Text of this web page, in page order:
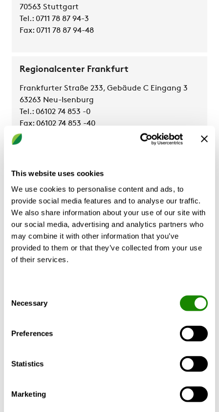
This website uses cookies
We use cookies to personalise content and ads, to
provide social media features and to analyse our traffic.
We also share information about your use of our site with
our social media, advertising and analytics partners who
may combine it with other information that you’ve
provided to them or that they’ve collected from your use
of their services.
Selection
Necessary
Preferences
Statistics
Marketing
70563 Stuttgart
Tel.: 0711 78 87 94-3
Fax: 0711 78 87 94-48
Regionalcenter Frankfurt
Frankfurter Straße 233, Gebäude C Eingang 3
63263 Neu-Isenburg
Tel.: 06102 74 853 -0
Fax: 06102 74 853 -40
D-07629 Hermsdorf
Tel.: 036 60 15 54 80
Fax: 030 55 67 09-11
Büro Dresden
Fax: 03523 53 04 29
Schwarzwaldstraße 2
Tel: 06252 790 70